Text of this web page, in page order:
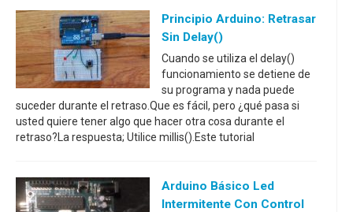
Principio Arduino: Retrasar
Sin Delay()
Cuando se utiliza el delay()
funcionamiento se detiene de
su programa y nada puede
suceder durante el retraso.Que es fácil, pero ¿qué pasa si
usted quiere tener algo que hacer otra cosa durante el
retraso?La respuesta; Utilice millis().Este tutorial
Arduino Básico Led
Intermitente Con Control